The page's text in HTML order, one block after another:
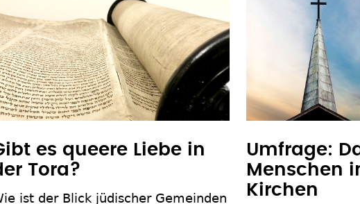
es queere Liebe in
Tora?
ist der Blick jüdischer Gemeinden
Umfrage:
Menschen
Kirchen